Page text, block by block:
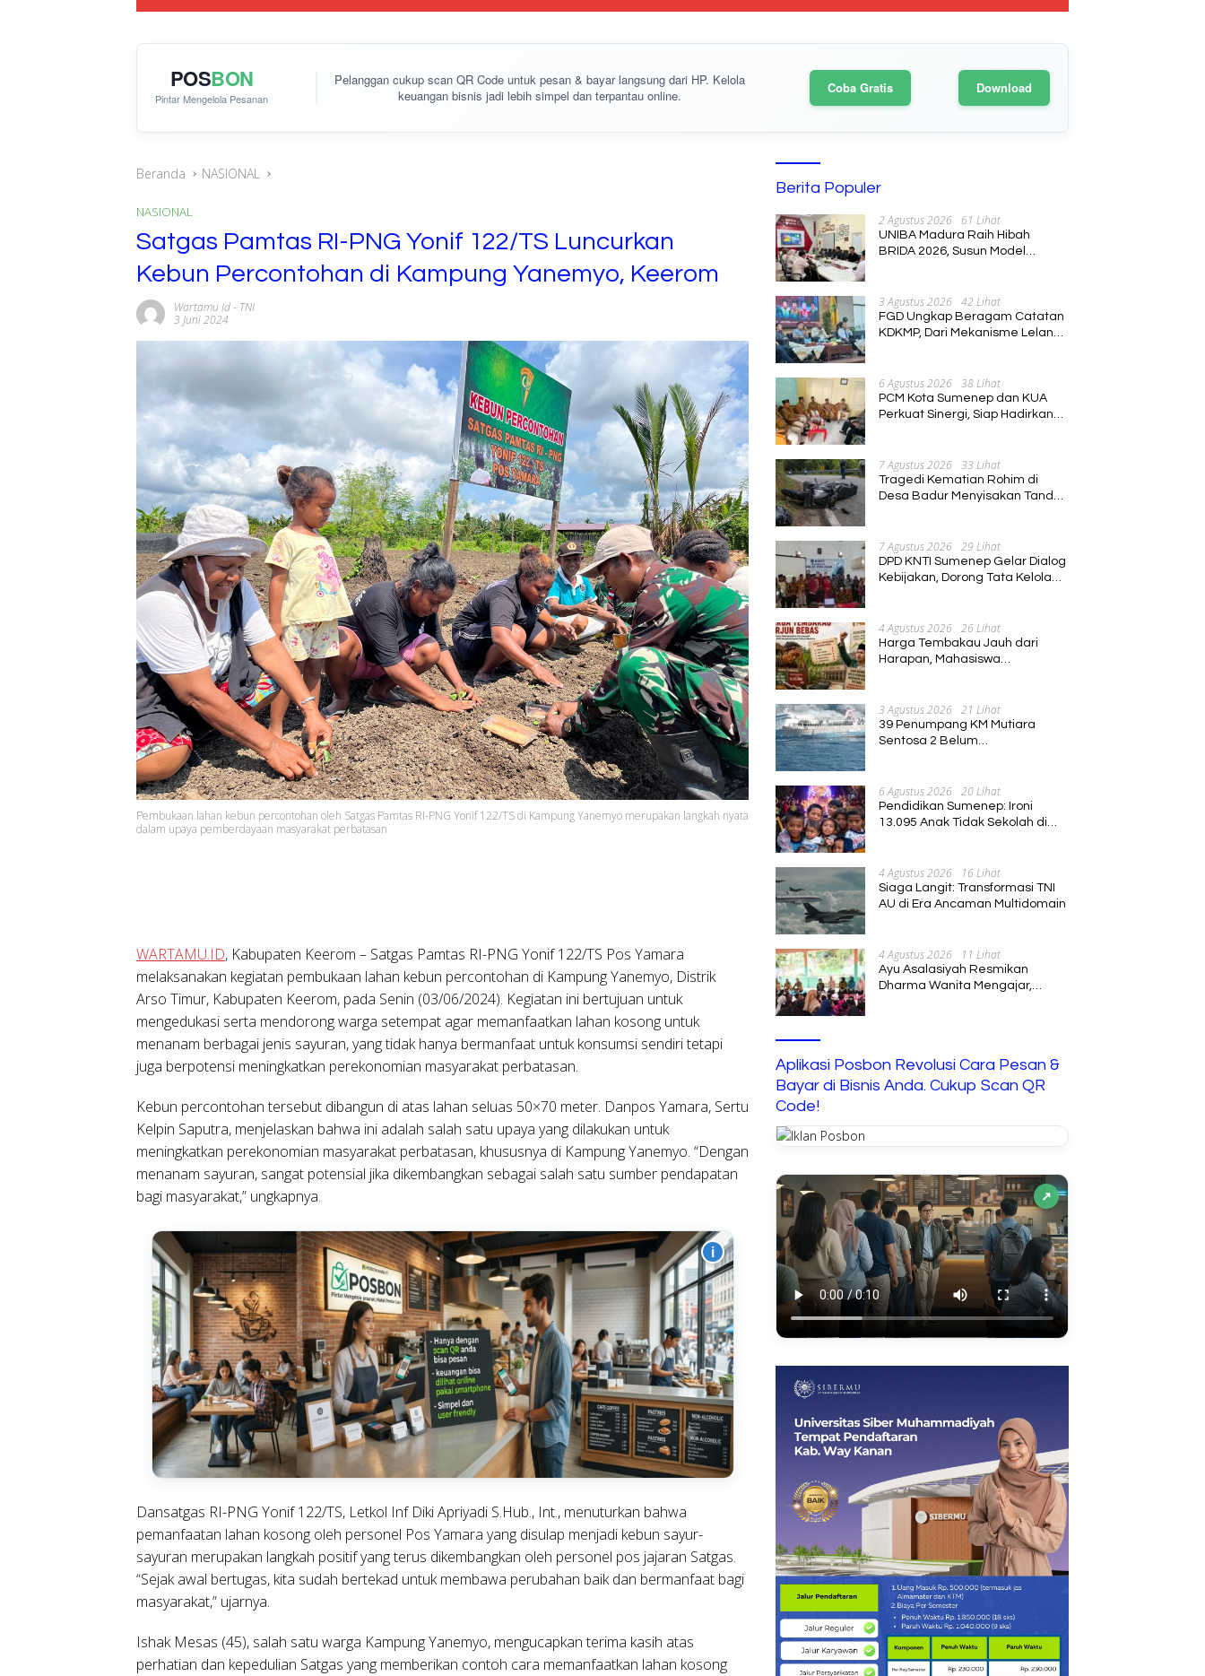
POSBON
Pintar Mengelola Pesanan
Pelanggan cukupscan QR Code untuk pesan & bayar langsung dari HP. Kelola
keuangan bisnis jadi lebih simpel dan terpantau online.
Coba Gratis Download
Beranda NASIONAL
NASIONAL
Satgas Pamtas RI-PNG Yonif 122/TS Luncurkan
Kebun Percontohan di Kampung Yanemyo, Keerom
Wartamu Id- TNI
3 Juni 2024
Pembukaan lahan kebun percontohan oleh Satgas Pamtas RI-PNG Yonif 122/TS di Kampung Yanemyo merupakan langkah nyata
dalam upaya pemberdayaan masyarakat perbatasan
WARTAMU.ID, Kabupaten Keerom – Satgas Pamtas RI-PNG Yonif 122/TS Pos Yamara
melaksanakan kegiatan pembukaan lahan kebun percontohan di Kampung Yanemyo, Distrik
Arso Timur, Kabupaten Keerom, pada Senin (03/06/2024). Kegiatan ini bertujuan untuk
mengedukasi serta mendorong warga setempat agar memanfaatkan lahan kosong untuk
menanam berbagai jenis sayuran, yang tidak hanya bermanfaat untuk konsumsi sendiri tetapi
juga berpotensi meningkatkan perekonomian masyarakat perbatasan.
Kebun percontohan tersebut dibangun di atas lahan seluas 50×70 meter. Danpos Yamara, Sertu
Kelpin Saputra, menjelaskan bahwa ini adalah salah satu upaya yang dilakukan untuk
meningkatkan perekonomian masyarakat perbatasan, khususnya di Kampung Yanemyo. “Dengan
menanam sayuran, sangat potensial jika dikembangkan sebagai salah satu sumber pendapatan
bagi masyarakat,” ungkapnya.
i
Dansatgas RI-PNG Yonif 122/TS, Letkol Inf Diki Apriyadi S.Hub., Int., menuturkan bahwa
pemanfaatan lahan kosong oleh personel Pos Yamara yang disulap menjadi kebun sayur-
sayuran merupakan langkah positif yang terus dikembangkan oleh personel pos jajaran Satgas.
“Sejak awal bertugas, kita sudah bertekad untuk membawa perubahan baik dan bermanfaat bagi
masyarakat,” ujarnya.
Ishak Mesas (45), salah satu warga Kampung Yanemyo, mengucapkan terima kasih atas
perhatian dan kepedulian Satgas yang memberikan contoh cara memanfaatkan lahan kosong
Berita Populer
2 Agustus 2026 61 Lihat
UNIBA Madura Raih Hibah
BRIDA 2026, Susun Model
Kreatif
3 Agustus 2026 42 Lihat
FGD Ungkap Beragam Catatan
KDKMP, Dari Mekanisme Lelang
6 Agustus 2026 38 Lihat
PCM Kota Sumenep dan KUA
Perkuat Sinergi, Siap Hadirkan
7 Agustus 2026 33 Lihat
Tragedi Kematian Rohim di
Desa Badur Menyisakan Tanda
Kadus
7 Agustus 2026 29 Lihat
DPD KNTI Sumenep Gelar Dialog
Kebijakan, Dorong Tata Kelola
4 Agustus 2026 26 Lihat
Harga Tembakau Jauh dari
Harapan, Mahasiswa
3 Agustus 2026 21 Lihat
39 Penumpang KM Mutiara
Sentosa 2 Belum
6 Agustus 2026 20 Lihat
Pendidikan Sumenep: Ironi
13.095 Anak Tidak Sekolah di
4 Agustus 2026 16 Lihat
Siaga Langit: Transformasi TNI
AU di Era Ancaman Multidomain
4 Agustus 2026 11 Lihat
Ayu Asalasiyah Resmikan
Dharma Wanita Mengajar,
Aplikasi Posbon Revolusi Cara Pesan &
Bayar di Bisnis Anda. Cukup Scan QR
Code!
↗